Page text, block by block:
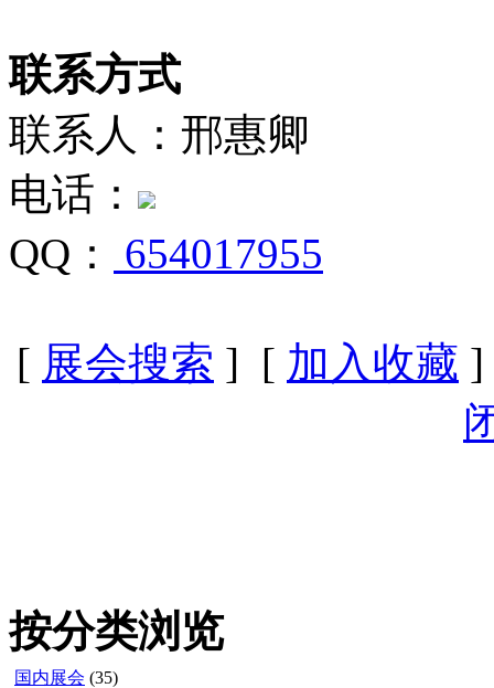
联系方式
联系人：邢惠卿
电话：
QQ：
654017955
[ 展会搜索 ] [ 加入收藏
按分类浏览
国内展会 (35)